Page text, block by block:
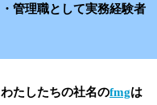
・管理職として実務経験者
わたしたちの社名のfmgは